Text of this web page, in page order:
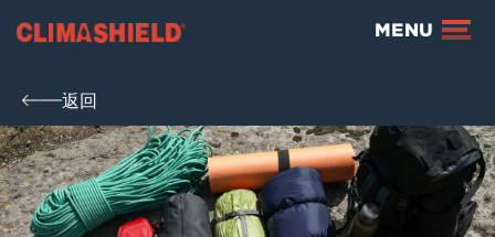
Climashield® MENU
返回